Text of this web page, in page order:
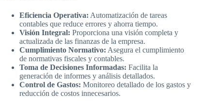
Eficiencia Operativa: Automatización de tareas
contables que reduce errores y ahorra tiempo.
Visión Integral: Proporciona una visión completa y
actualizada de las finanzas de la empresa.
Cumplimiento Normativo: Asegura el cumplimiento
de normativas fiscales y contables.
Toma de Decisiones Informadas: Facilita la
generación de informes y análisis detallados.
Control de Gastos: Monitoreo detallado de los gastos y
reducción de costos innecesarios.